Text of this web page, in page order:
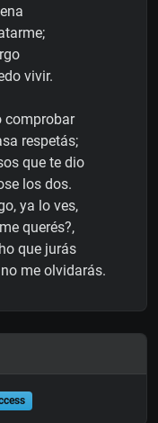
vivir.
comprobar
respetás;
que te dio
los dos.
ya lo ves,
querés?,
que jurás
me olvidarás.